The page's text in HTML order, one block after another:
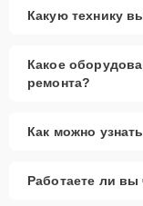
Какую технику
Какое
ремонта?
Как можно
Работаете ли вы